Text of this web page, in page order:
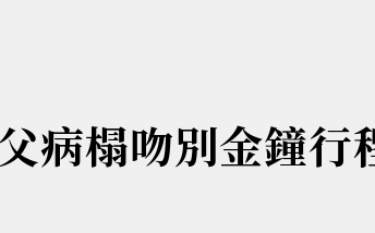
病榻吻別金鐘行